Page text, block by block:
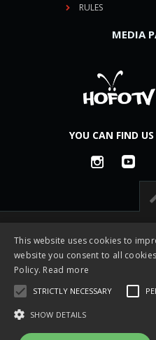
RULES
MEDIA
YOU CAN FIND
All rights reserved © 2026 -
This website uses cookies to
website you consent to all
Policy. Read more
STRICTLY NECESSARY
SHOW DETAILS